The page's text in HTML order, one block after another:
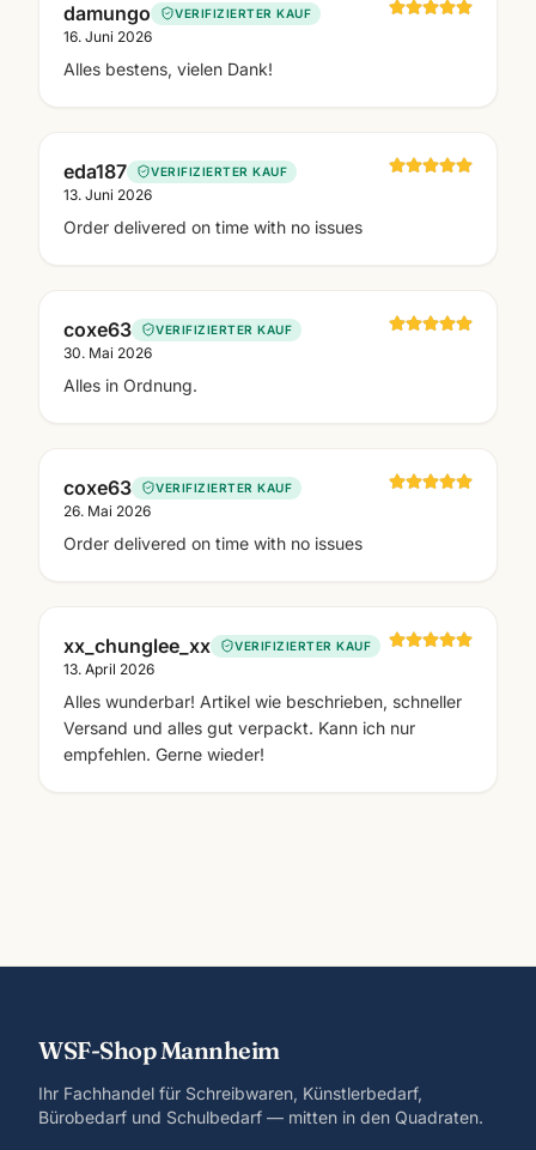
damungo VERIFIZIERTER KAUF
16. Juni 2026
Alles bestens, vielen Dank!
eda187 VERIFIZIERTER KAUF
13. Juni 2026
Order delivered on time with no issues
coxe63 VERIFIZIERTER KAUF
30. Mai 2026
Alles in Ordnung.
coxe63 VERIFIZIERTER KAUF
26. Mai 2026
Order delivered on time with no issues
xx_chunglee_xx VERIFIZIERTER KAUF
13. April 2026
Alles wunderbar! Artikel wie beschrieben, schneller
Versand und alles gut verpackt. Kann ich nur
empfehlen. Gerne wieder!
WSF-Shop Mannheim
Ihr Fachhandel für Schreibwaren, Künstlerbedarf,
Bürobedarf und Schulbedarf — mitten in den Quadraten.